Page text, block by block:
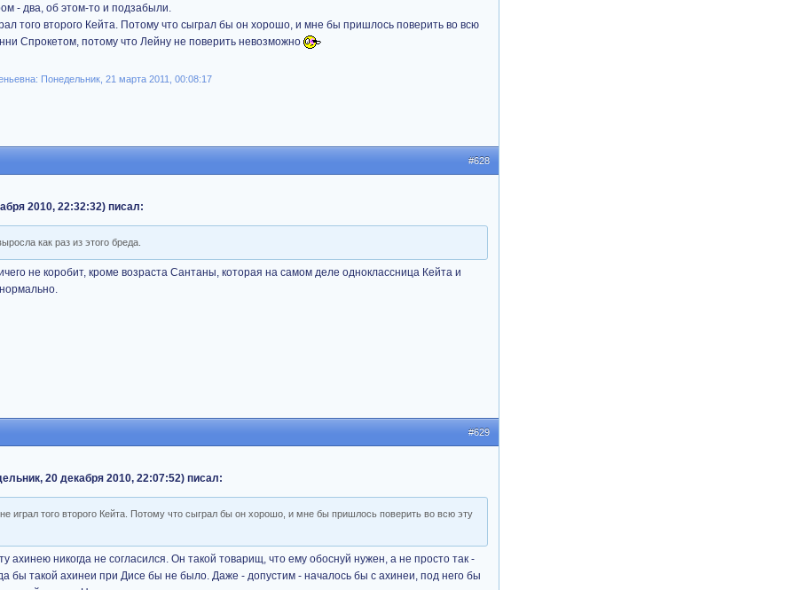
- два, об этом-то и подзабыли.
того второго Кейта. Потому что сыграл бы он хорошо, и мне бы пришлось поверить во всю
Спрокетом, потому что Лейну не поверить невозможно
Понедельник, 21 марта 2011, 00:08:17
#628
2010, 22:32:32) писал:
как раз из этого бреда.
не коробит, кроме возраста Сантаны, которая на самом деле одноклассница Кейта и
#629
20 декабря 2010, 22:07:52) писал:
играл того второго Кейта. Потому что сыграл бы он хорошо, и мне бы пришлось поверить во всю эту
ахинею никогда не согласился. Он такой товарищ, что ему обоснуй нужен, а не просто так -
бы такой ахинеи при Дисе бы не было. Даже - допустим - началось бы с ахинеи, под него бы